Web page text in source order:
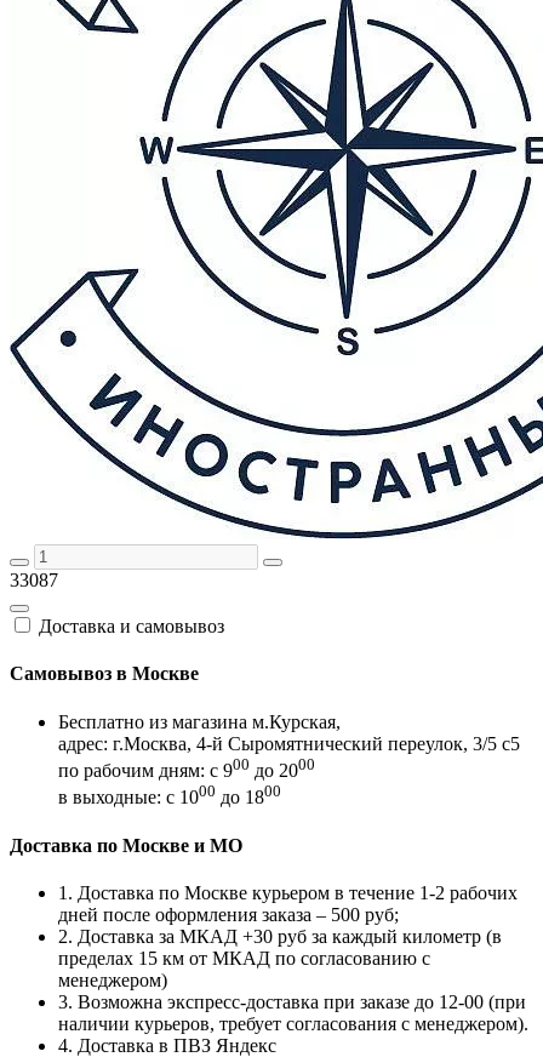
33087
Доставка и самовывоз
Самовывоз в Москве
Бесплатно из магазина м.Курская,
адрес: г.Москва, 4-й Сыромятнический переулок, 3/5 с5
по рабочим дням: с 900 до 2000
в выходные: с 1000 до 1800
Доставка по Москве и МО
1. Доставка по Москве курьером в течение 1-2 рабочих
дней после оформления заказа – 500 руб;
2. Доставка за МКАД +30 руб за каждый километр (в
пределах 15 км от МКАД по согласованию с
менеджером)
3. Возможна экспресс-доставка при заказе до 12-00 (при
наличии курьеров, требует согласования с менеджером).
4. Доставка в ПВЗ Яндекс